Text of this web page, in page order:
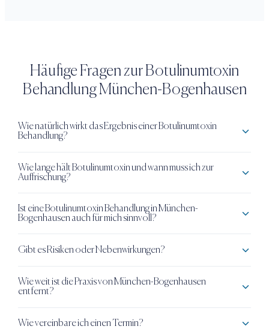
Häufige Fragen zurBotulinumtoxin
Behandlung München-Bogenhausen
Wie natürlich wirkt das Ergebnis einer Botulinumtoxin
Behandlung?
Wie lange hält Botulinumtoxin und wann muss ich zur
Auffrischung?
Ist eine Botulinumtoxin Behandlung in München-
Bogenhausen auch für mich sinnvoll?
Gibt es Risiken oder Nebenwirkungen?
Wie weit ist die Praxis von München-Bogenhausen
entfernt?
Wie vereinbare ich einen Termin?